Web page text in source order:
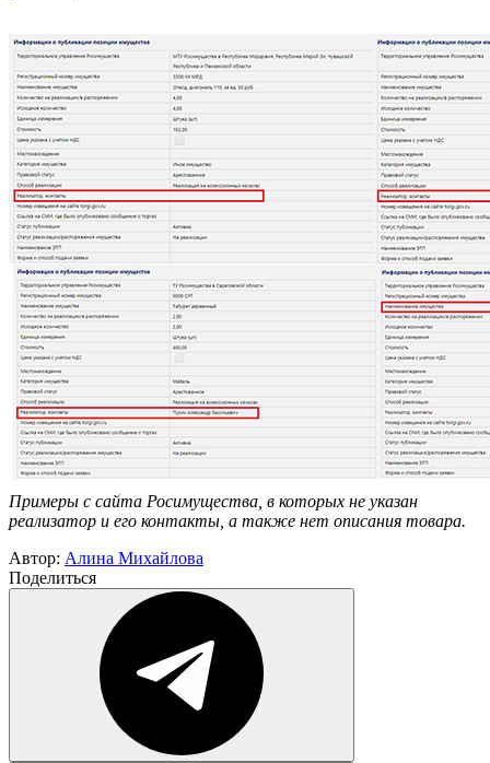
Примеры с сайта Росимущества, в которых не указан
реализатор и его контакты, а также нет описания товара.
Автор: Алина Михайлова
Поделиться